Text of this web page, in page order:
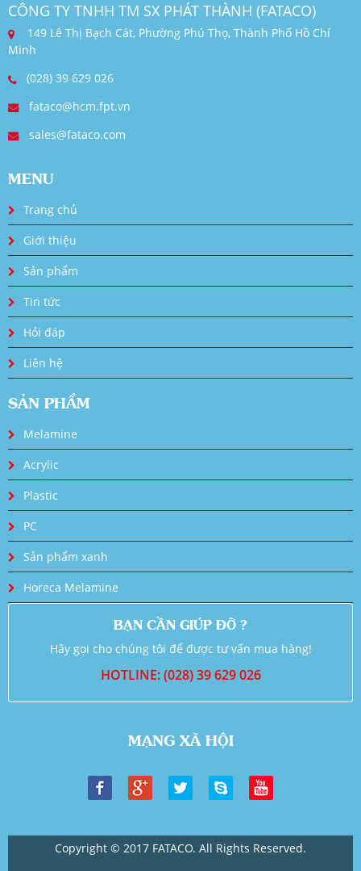
CÔNG TY TNHH TM SX PHÁT THÀNH (FATACO)
149 Lê Thị Bạch Cát, Phường Phú Thọ, Thành Phố Hồ Chí
Minh
(028) 39 629 026
fataco@hcm.fpt.vn
sales@fataco.com
MENU
Trang chủ
Giới thiệu
Sản phẩm
Tin tức
Hỏi đáp
Liên hệ
SẢN PHẨM
Melamine
Acrylic
Plastic
PC
Sản phẩm xanh
Horeca Melamine
BẠN CẦN GIÚP ĐỠ ?
Hãy gọi cho chúng tôi để được tư vấn mua hàng!
HOTLINE: (028) 39 629 026
MẠNG XÃ HỘI
Copyright © 2017 FATACO. All Rights Reserved.